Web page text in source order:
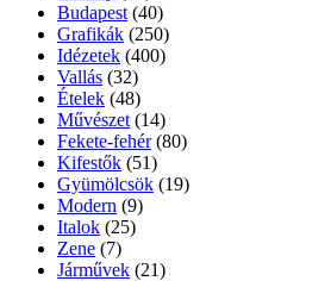
Budapest (40)
Grafikák (250)
Idézetek (400)
Vallás (32)
Ételek (48)
Művészet (14)
Fekete-fehér (80)
Kifestők (51)
Gyümölcsök (19)
Modern (9)
Italok (25)
Zene (7)
Járművek (21)